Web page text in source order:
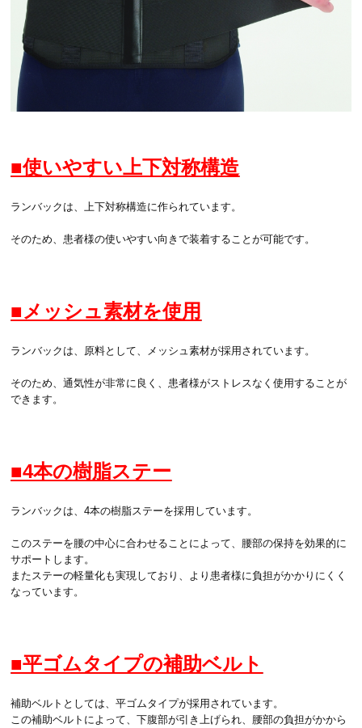
■使いやすい上下対称構造
ランバックは、上下対称構造に作られています。
そのため、患者様の使いやすい向きで装着することが可能です。
■メッシュ素材を使用
ランバックは、原料として、メッシュ素材が採用されています。
そのため、通気性が非常に良く、患者様がストレスなく使用することが
できます。
■4本の樹脂ステー
ランバックは、4本の樹脂ステーを採用しています。
このステーを腰の中心に合わせることによって、腰部の保持を効果的に
サポートします。
またステーの軽量化も実現しており、より患者様に負担がかかりにくく
なっています。
■平ゴムタイプの補助ベルト
補助ベルトとしては、平ゴムタイプが採用されています。
この補助ベルトによって、下腹部が引き上げられ、腰部の負担がかから